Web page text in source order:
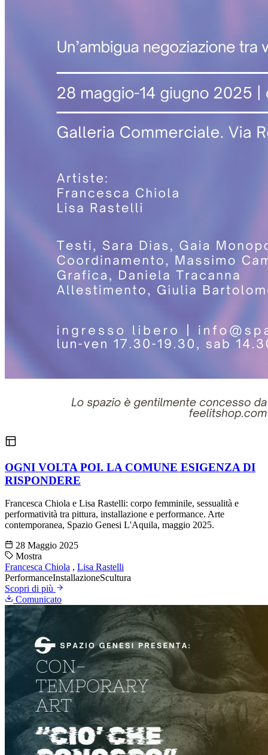
OGNI VOLTA POI. LA COMUNE ESIGENZA DI
RISPONDERE
Francesca Chiola e Lisa Rastelli: corpo femminile, sessualità e
performatività tra pittura, installazione e performance. Arte
contemporanea, Spazio Genesi L'Aquila, maggio 2025.
28 Maggio 2025
Mostra
Francesca Chiola , Lisa Rastelli
PerformanceInstallazioneScultura
Scopri di più
Comunicato